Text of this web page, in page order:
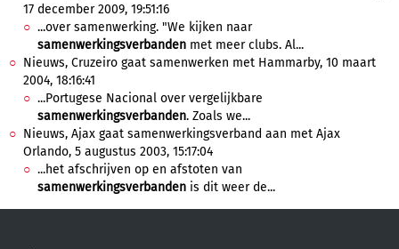
17 december 2009, 19:51:16
...over samenwerking. "We kijken naar
samenwerkingsverbanden met meer clubs. Al...
Nieuws, Cruzeiro gaat samenwerken met Hammarby, 10 maart
2004, 18:16:41
...Portugese Nacional over vergelijkbare
samenwerkingsverbanden. Zoals we...
Nieuws, Ajax gaat samenwerkingsverband aan met Ajax
Orlando, 5 augustus 2003, 15:17:04
...het afschrijven op en afstoten van
samenwerkingsverbanden is dit weer de...